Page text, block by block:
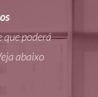
que poderá
abaixo